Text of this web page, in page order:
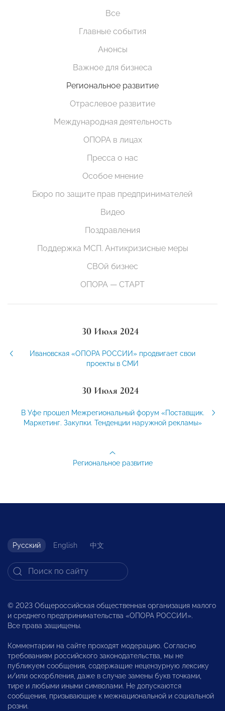
Все
Главные события
Анонсы
Важное для бизнеса
Региональное развитие
Отраслевое развитие
Международная деятельность
ОПОРА в лицах
Пресса о нас
Особое мнение
Бюро по защите прав предпринимателей
Видео
Поздравления
Поддержка МСП. Антикризисные меры
СВОй бизнес
ОПОРА — СТАРТ
30 Июля 2024
Ивановская «ОПОРА РОССИИ» продвигает свои
проекты в СМИ
30 Июля 2024
В Уфе прошел Межрегиональный форум «Поставщик.
Маркетинг. Закупки. Тенденции наружной рекламы»
Региональное развитие
Русский English 中文
© 2023 Общероссийская общественная организация малого
и среднего предпринимательства «ОПОРА РОССИИ».
Все права защищены.
Комментарии на сайте проходят модерацию. Согласно
требованиям российского законодательства, мы не
публикуем сообщения, содержащие нецензурную лексику
и/или оскорбления, даже в случае замены букв точками,
тире и любыми иными символами. Не допускаются
сообщения, призывающие к межнациональной и социальной
розни.